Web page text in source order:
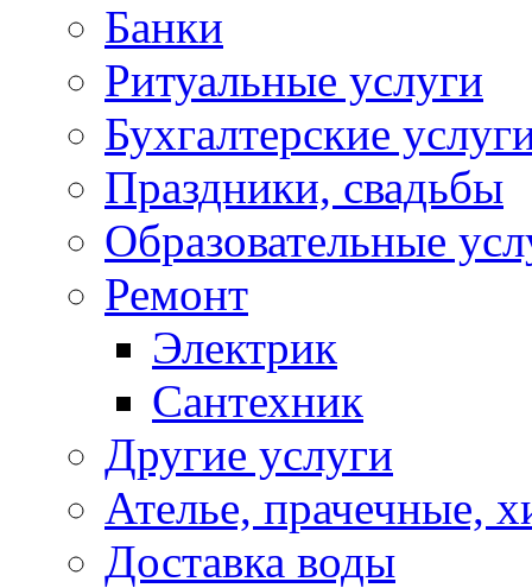
Банки
Ритуальные услуги
Бухгалтерские
Праздники, свадьбы
Образовательные
Ремонт
Электрик
Сантехник
Другие услуги
Ателье, прачечные,
Доставка воды